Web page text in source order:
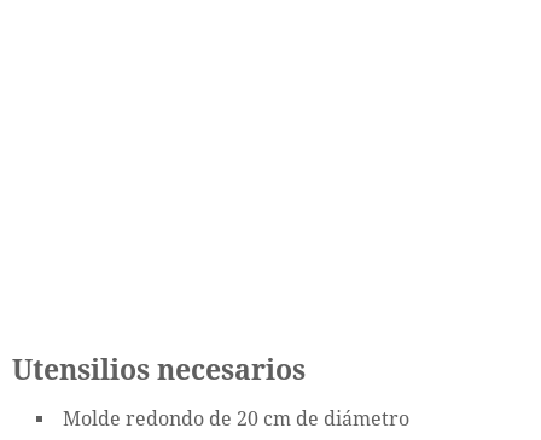
Utensilios necesarios
Molde redondo de 20 cm de diámetro